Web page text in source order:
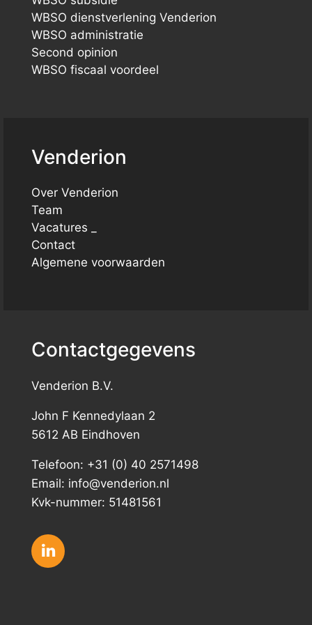
WBSO dienstverlening Venderion
WBSO administratie
Second opinion
WBSO fiscaal voordeel
Venderion
Over Venderion
Team
Vacatures _
Contact
Algemene voorwaarden
Contactgegevens
Venderion B.V.
John F Kennedylaan 2
5612 AB Eindhoven
Telefoon: +31 (0) 40 2571498
Email: info@venderion.nl
Kvk-nummer: 51481561